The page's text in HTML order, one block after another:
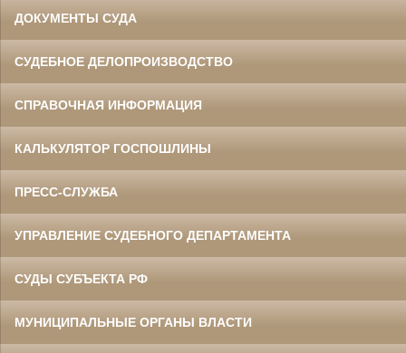
ДОКУМЕНТЫ СУДА
СУДЕБНОЕ ДЕЛОПРОИЗВОДСТВО
СПРАВОЧНАЯ ИНФОРМАЦИЯ
КАЛЬКУЛЯТОР ГОСПОШЛИНЫ
ПРЕСС-СЛУЖБА
УПРАВЛЕНИЕ СУДЕБНОГО ДЕПАРТАМЕНТА
СУДЫ СУБЪЕКТА РФ
МУНИЦИПАЛЬНЫЕ ОРГАНЫ ВЛАСТИ